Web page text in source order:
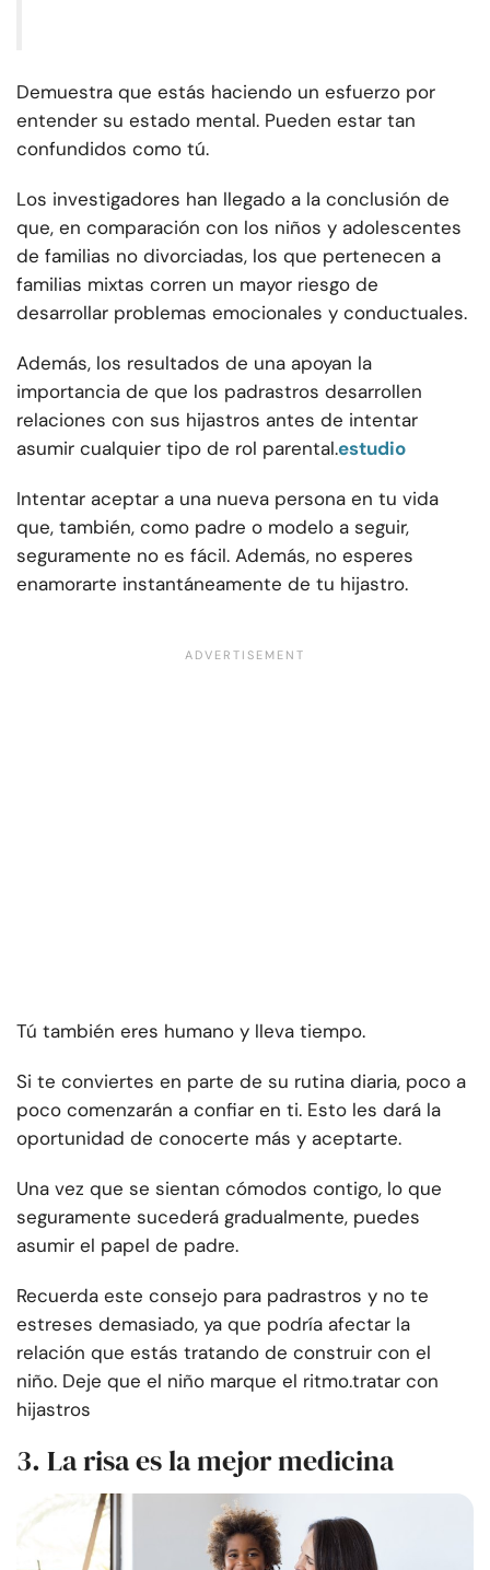
Demuestra que estás haciendo un esfuerzo por
entender su estado mental. Pueden estar tan
confundidos como tú.
Los investigadores han llegado a la conclusión de
que, en comparación con los niños y adolescentes
de familias no divorciadas, los que pertenecen a
familias mixtas corren un mayor riesgo de
desarrollar problemas emocionales y conductuales.
Además, los resultados de una apoyan la
importancia de que los padrastros desarrollen
relaciones con sus hijastros antes de intentar
asumir cualquier tipo de rol parental.estudio
Intentar aceptar a una nueva persona en tu vida
que, también, como padre o modelo a seguir,
seguramente no es fácil. Además, no esperes
enamorarte instantáneamente de tu hijastro.
Tú también eres humano y lleva tiempo.
Si te conviertes en parte de su rutina diaria, poco a
poco comenzarán a confiar en ti. Esto les dará la
oportunidad de conocerte más y aceptarte.
Una vez que se sientan cómodos contigo, lo que
seguramente sucederá gradualmente, puedes
asumir el papel de padre.
Recuerda este consejo para padrastros y no te
estreses demasiado, ya que podría afectar la
relación que estás tratando de construir con el
niño. Deje que el niño marque el ritmo.tratar con
hijastros
3. La risa es la mejor medicina